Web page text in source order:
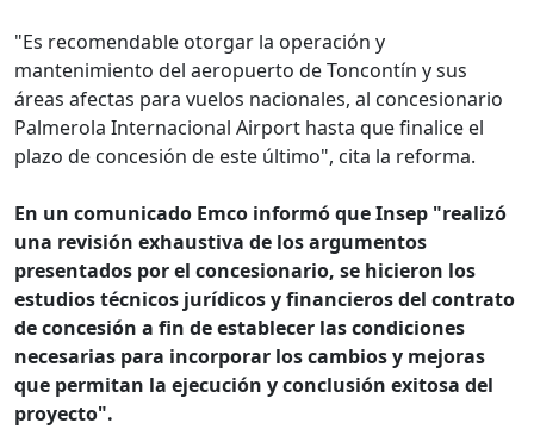
"Es recomendable otorgar la operación y
mantenimiento del aeropuerto de Toncontín y sus
áreas afectas para vuelos nacionales, al concesionario
Palmerola Internacional Airport hasta que finalice el
plazo de concesión de este último", cita la reforma.
En un comunicado Emco informó que Insep "realizó
una revisión exhaustiva de los argumentos
presentados por el concesionario, se hicieron los
estudios técnicos jurídicos y financieros del contrato
de concesión a fin de establecer las condiciones
necesarias para incorporar los cambios y mejoras
que permitan la ejecución y conclusión exitosa del
proyecto".